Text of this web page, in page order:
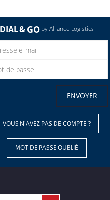
DIAL& GOby Alliance Logistics
ENVOYER
VOUS N'AVEZ PAS DE COMPTE ?
MOT DE PASSE OUBLIÉ